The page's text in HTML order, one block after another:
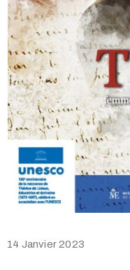
14 Janvier 2023